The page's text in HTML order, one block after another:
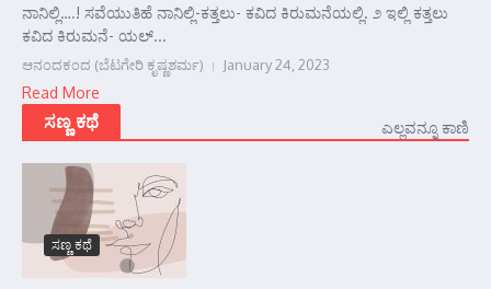
ನಾನಿಲ್ಲಿ….! ಸವೆಯುತಿಹೆ ನಾನಿಲ್ಲಿ-ಕತ್ತಲು- ಕವಿದ ಕಿರುಮನೆಯಲ್ಲಿ. ೨ ಇಲ್ಲಿ ಕತ್ತಲು
ಕವಿದ ಕಿರುಮನೆ- ಯಲ್...
ಆನಂದಕಂದ (ಬೆಟಗೇರಿ ಕೃಷ್ಣಶರ್ಮ) January 24, 2023
Read More
ಸಣ್ಣ ಕಥೆ ಎಲ್ಲವನ್ನೂ ಕಾಣಿ
ಸಣ್ಣ ಕಥೆ